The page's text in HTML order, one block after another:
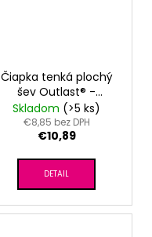
Čiapka tenká plochý
šev Outlast® -
tm.staroružová
Skladom (>5 ks)
€8,85 bez DPH
€10,89
DETAIL